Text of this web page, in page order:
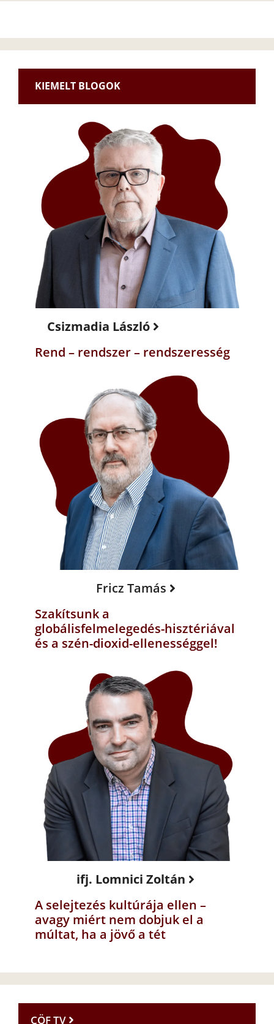
KIEMELT BLOGOK
Csizmadia László
Rend – rendszer – rendszeresség
Fricz Tamás
Szakítsunk a
globálisfelmelegedés-hisztériával
és a szén-dioxid-ellenességgel!
ifj. Lomnici Zoltán
A selejtezés kultúrája ellen –
avagy miért nem dobjuk el a
múltat, ha a jövő a tét
CÖF TV